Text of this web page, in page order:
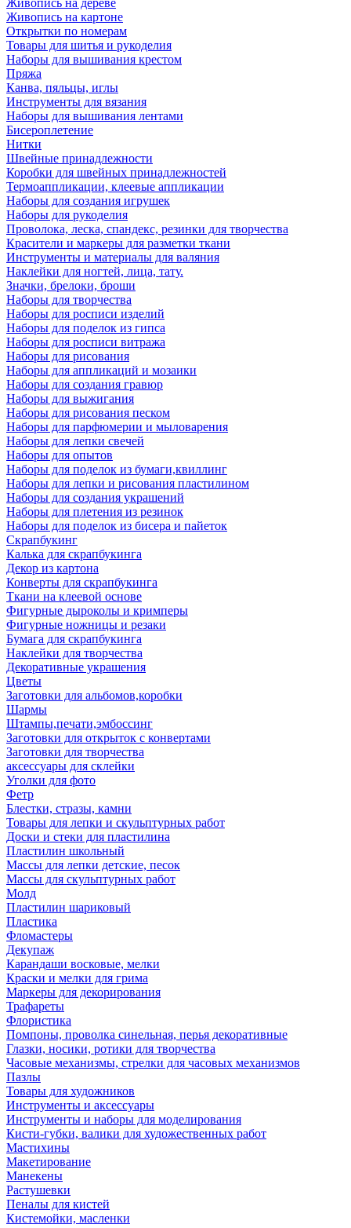
Живопись на дереве
Живопись на картоне
Открытки по номерам
Товары для шитья и рукоделия
Наборы для вышивания крестом
Пряжа
Канва, пяльцы, иглы
Инструменты для вязания
Наборы для вышивания лентами
Бисероплетение
Нитки
Швейные принадлежности
Коробки для швейных принадлежностей
Термоаппликации, клеевые аппликации
Наборы для создания игрушек
Наборы для рукоделия
Проволока, леска, спандекс, резинки для творчества
Красители и маркеры для разметки ткани
Инструменты и материалы для валяния
Наклейки для ногтей, лица, тату.
Значки, брелоки, броши
Наборы для творчества
Наборы для росписи изделий
Наборы для поделок из гипса
Наборы для росписи витража
Наборы для рисования
Наборы для аппликаций и мозаики
Наборы для создания гравюр
Наборы для выжигания
Наборы для рисования песком
Наборы для парфюмерии и мыловарения
Наборы для лепки свечей
Наборы для опытов
Наборы для поделок из бумаги,квиллинг
Наборы для лепки и рисования пластилином
Наборы для создания украшений
Наборы для плетения из резинок
Наборы для поделок из бисера и пайеток
Скрапбукинг
Калька для скрапбукинга
Декор из картона
Конверты для скрапбукинга
Ткани на клеевой основе
Фигурные дыроколы и кримперы
Фигурные ножницы и резаки
Бумага для скрапбукинга
Наклейки для творчества
Декоративные украшения
Цветы
Заготовки для альбомов,коробки
Шармы
Штампы,печати,эмбоссинг
Заготовки для открыток с конвертами
Заготовки для творчества
аксессуары для склейки
Уголки для фото
Фетр
Блестки, стразы, камни
Товары для лепки и скульптурных работ
Доски и стеки для пластилина
Пластилин школьный
Массы для лепки детские, песок
Массы для скульптурных работ
Молд
Пластилин шариковый
Пластика
Фломастеры
Декупаж
Карандаши восковые, мелки
Краски и мелки для грима
Маркеры для декорирования
Трафареты
Флористика
Помпоны, проволка синельная, перья декоративные
Глазки, носики, ротики для творчества
Часовые механизмы, стрелки для часовых механизмов
Пазлы
Товары для художников
Инструменты и аксессуары
Инструменты и наборы для моделирования
Кисти-губки, валики для художественных работ
Мастихины
Макетирование
Манекены
Растушевки
Пеналы для кистей
Кистемойки, масленки